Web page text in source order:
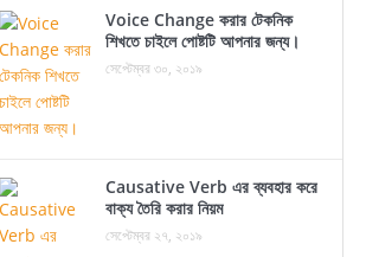
Voice Change করার টেকনিক
শিখতে চাইলে পোষ্টটি আপনার জন্য।
সেপ্টেম্বর ৩০, ২০১৯
Causative Verb এর ব্যবহার করে
বাক্য তৈরি করার নিয়ম
সেপ্টেম্বর ২৭, ২০১৯